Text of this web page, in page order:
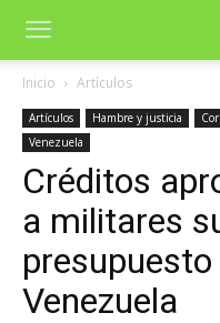
Inicio Artículos
Artículos Hambre y justicia
Venezuela
Créditos
a militares
Venezuela